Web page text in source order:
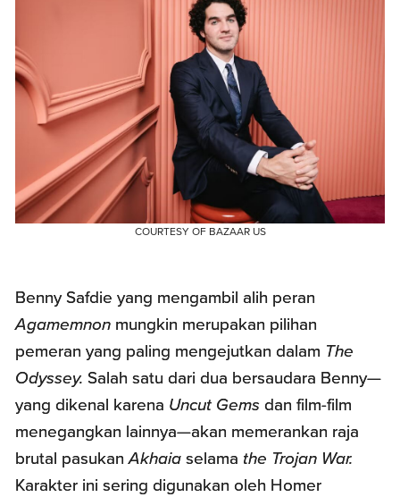
COURTESY OF BAZAAR US
Benny Safdie yang mengambil alih peran
Agamemnon mungkin merupakan pilihan
pemeran yang paling mengejutkan dalam The
Odyssey. Salah satu dari dua bersaudara Benny—
yang dikenal karena Uncut Gems dan film-film
menegangkan lainnya—akan memerankan raja
brutal pasukanAkhaia selama the Trojan War.
Karakter ini sering digunakan oleh Homer